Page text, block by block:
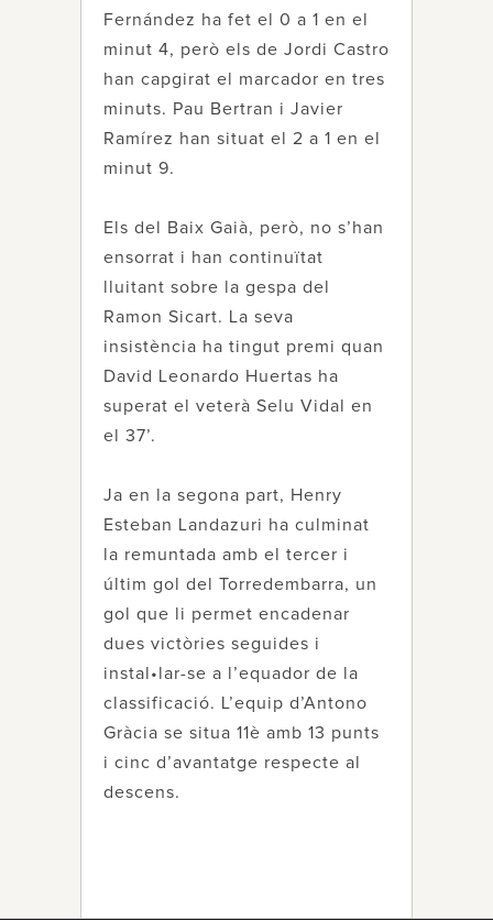
Fernández ha fet el 0 a 1 en el
minut 4, però els de Jordi Castro
han capgirat el marcador en tres
minuts. Pau Bertran i Javier
Ramírez han situat el 2 a 1 en el
minut 9.
Els del Baix Gaià, però, no s’han
ensorrat i han continuïtat
lluitant sobre la gespa del
Ramon Sicart. La seva
insistència ha tingut premi quan
David Leonardo Huertas ha
superat el veterà Selu Vidal en
el 37’.
Ja en la segona part, Henry
Esteban Landazuri ha culminat
la remuntada amb el tercer i
últim gol del Torredembarra, un
gol que li permet encadenar
dues victòries seguides i
instal•lar-se a l’equador de la
classificació. L’equip d’Antono
Gràcia se situa 11è amb 13 punts
i cinc d’avantatge respecte al
descens.